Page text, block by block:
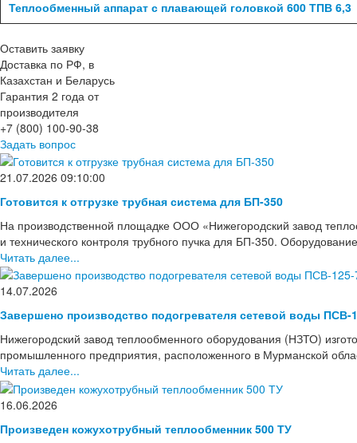
Теплообменный аппарат с плавающей головкой 600 ТПВ 6,3
Оставить заявку
Доставка по РФ, в
Казахстан и Беларусь
Гарантия 2 года от
производителя
+7 (800) 100-90-38
Задать вопрос
21.07.2026 09:10:00
Готовится к отгрузке трубная система для БП-350
На производственной площадке ООО «Нижегородский завод
и технического контроля трубного пучка для БП-350.
Читать далее...
14.07.2026
Завершено производство подогревателя сетевой воды ПСВ-
Нижегородский завод теплообменного оборудования (НЗТО)
промышленного предприятия, расположенного в Мурманской
Читать далее...
16.06.2026
Произведен кожухотрубный теплообменник 500 ТУ